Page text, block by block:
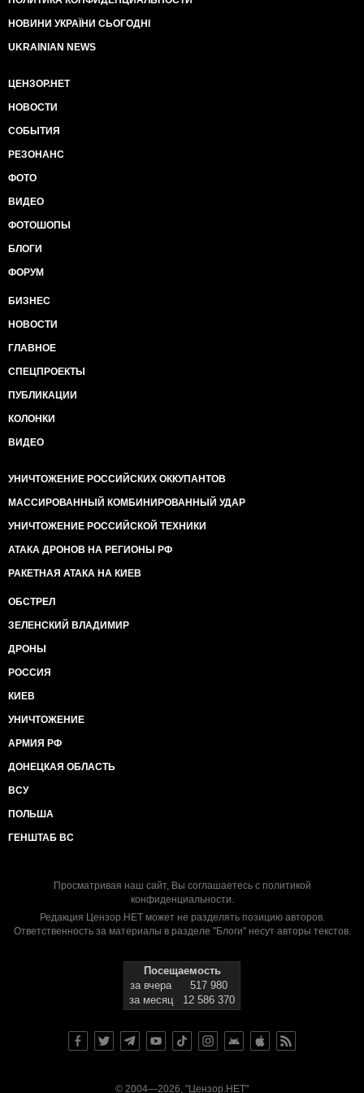
шахтеры, может предприниматели идут к линии
разграничения границы.
количества русских с
Перепуг стоящих в
очереди…Но, нет. Все нормализовалось. Владельцы
назад к блиндажу. Граница начинает свой рабочий
режиме одна машина на территории таможни.
-Пацаны, что случилось, чего не пропустили, -
где надо».
-Та, падла, попадалово, блин,- плюют сквозь зубы не
Захарченко ехать, решать как-то.
-А что, что, пацаны?
-Да у них база, кто, где воевал, они укропским
пользуются. И, прикинь, не пускают в Россию тех,
кто у них в базах. Мы
наших до этого не
пустили. Они приехали, но реально тему не
звонит он куда-то, -а шо это за развод на границе,
погранцы не пускают,
погранцы? Русские, блин,
конечно. Мол, кто воевал, в Россию въезд запрещен.
Шо за х..ня? База,
какая? Да я не просёк. «Миротворец», кажись.
НАТОвская? Это шо мы в
международном розыске? Я ж своей на море
Пацаны сели в
«джип», забыв его разукрасить знаками новотжатой
сторону города. Очередь пошумела и заметно
«кто надо, уже, где надо», то же развернул машину.
Он выглядел
А в очереди еще долго шумели о том, что
Россия сама не знает, чего хочет. Обещала к себе, не
а теперь задерживает всех, кто воевал. Кричала о
НАТОвских войсках в
«Миротворцем». Поговаривают в
очередях на границе и о массовых арестах,
ополченцев, прокатившиеся по России.
установил флаги Новороссии,
ЛНР-ДНР или состоит в закрытых ополченских
группах. ФСБ оно такое
ФСБешное.
НОВИНИ УКРАЇНИ СЬОГОДНІ
UKRAINIAN NEWS
ЦЕНЗОР.НЕТ
НОВОСТИ
СОБЫТИЯ
РЕЗОНАНС
ФОТО
ВИДЕО
ФОТОШОПЫ
БЛОГИ
ФОРУМ
БИЗНЕС
НОВОСТИ
ГЛАВНОЕ
СПЕЦПРОЕКТЫ
ПУБЛИКАЦИИ
КОЛОНКИ
ВИДЕО
УНИЧТОЖЕНИЕ РОССИЙСКИХ ОККУПАНТОВ
МАССИРОВАННЫЙ КОМБИНИРОВАННЫЙ УДАР
УНИЧТОЖЕНИЕ РОССИЙСКОЙ ТЕХНИКИ
АТАКА ДРОНОВ НА РЕГИОНЫ РФ
РАКЕТНАЯ АТАКА НА КИЕВ
ОБСТРЕЛ
ЗЕЛЕНСКИЙ ВЛАДИМИР
ДРОНЫ
РОССИЯ
КИЕВ
УНИЧТОЖЕНИЕ
АРМИЯ РФ
ДОНЕЦКАЯ ОБЛАСТЬ
ВСУ
ПОЛЬША
ГЕНШТАБ ВС
Просматривая наш сайт, Вы соглашаетесь с политикой
конфиденциальности.
Редакция Цензор.НЕТ может не разделять позицию авторов.
Ответственность за материалы в разделе "Блоги" несут авторы текстов.
Посещаемость
за вчера
517 980
за месяц
12 586 370
© 2004—2026, "Цензор.НЕТ"